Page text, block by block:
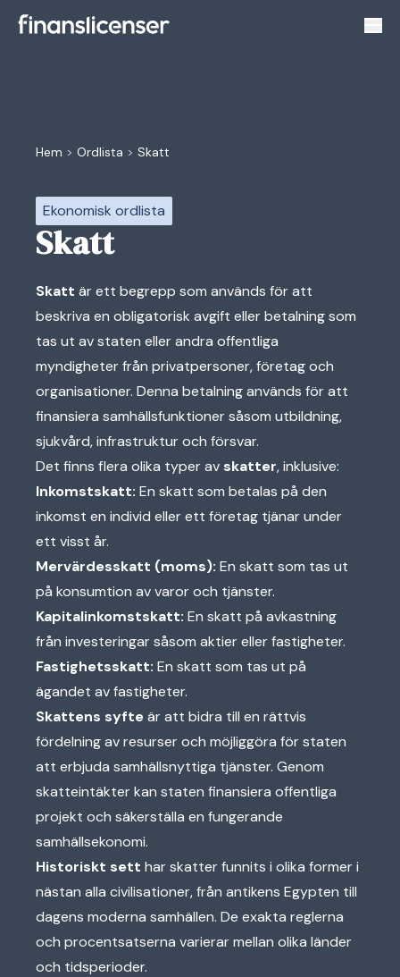
Hem > Ordlista > Skatt
Ekonomisk ordlista
Skatt
Skatt är ett begrepp som används för att
beskriva en obligatorisk avgift eller betalning som
tas ut av staten eller andra offentliga
myndigheter från privatpersoner, företag och
organisationer. Denna betalning används för att
finansiera samhällsfunktioner såsom utbildning,
sjukvård, infrastruktur och försvar.
Det finns flera olika typer av skatter, inklusive:
Inkomstskatt: En skatt som betalas på den
inkomst en individ eller ett företag tjänar under
ett visst år.
Mervärdesskatt (moms): En skatt som tas ut
på konsumtion av varor och tjänster.
Kapitalinkomstskatt: En skatt på avkastning
från investeringar såsom aktier eller fastigheter.
Fastighetsskatt: En skatt som tas ut på
ägandet av fastigheter.
Skattens syfteär att bidra till en rättvis
fördelning av resurser och möjliggöra för staten
att erbjuda samhällsnyttiga tjänster. Genom
skatteintäkter kan staten finansiera offentliga
projekt och säkerställa en fungerande
samhällsekonomi.
Historiskt sett har skatter funnits i olika former i
nästan alla civilisationer, från antikens Egypten till
dagens moderna samhällen. De exakta reglerna
och procentsatserna varierar mellan olika länder
och tidsperioder.